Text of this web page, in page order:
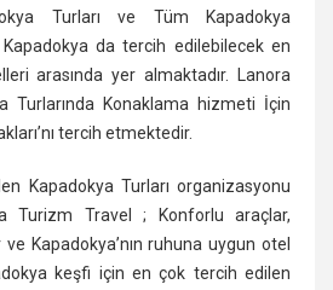
Turları ve Tüm Kapadokya
Kapadokya da tercih edilebilecek en
arasında yer almaktadır. Lanora
Turlarında Konaklama hizmeti İçin
tercih etmektedir.
Kapadokya Turları organizasyonu
Turizm Travel ; Konforlu araçlar,
Kapadokya’nın ruhuna uygun otel
keşfi için en çok tercih edilen